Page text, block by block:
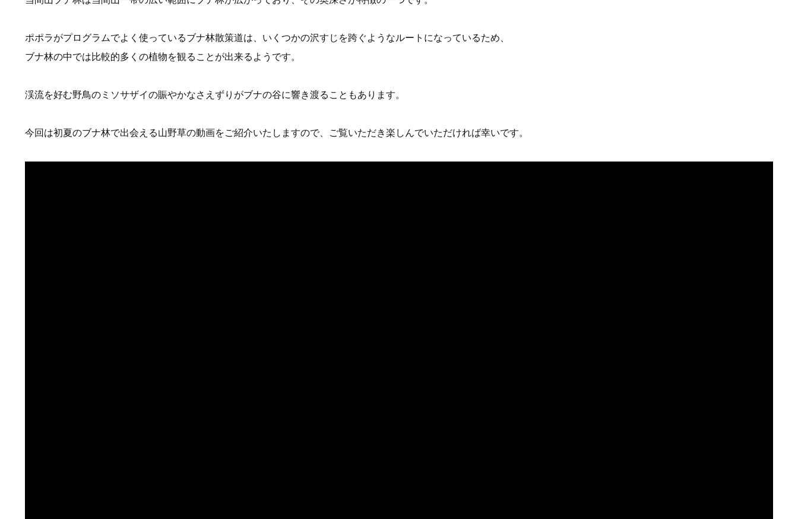
ポポラがプログラムでよく使っているブナ林散策道は、いくつかの沢すじを跨ぐようなルートになっているため、
ブナ林の中では比較的多くの植物を観ることが出来るようです。
渓流を好む野鳥のミソサザイの賑やかなさえずりがブナの谷に響き渡ることもあります。
今回は初夏のブナ林で出会える山野草の動画をご紹介いたしますので、ご覧いただき楽しんでいただければ幸いです。